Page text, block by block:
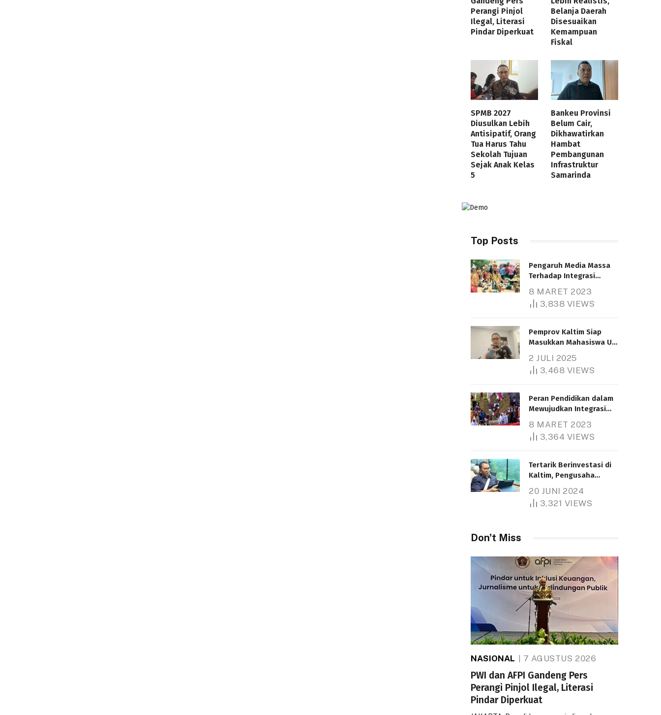
Perangi Pinjol
Ilegal, Literasi
Pindar Diperkuat
Belanja Daerah
Disesuaikan
Kemampuan
Fiskal
SPMB 2027
Diusulkan Lebih
Antisipatif, Orang
Tua Harus Tahu
Sekolah Tujuan
Sejak Anak Kelas
5
Bankeu Provinsi
Belum Cair,
Dikhawatirkan
Hambat
Pembangunan
Infrastruktur
Samarinda
Top Posts
Pengaruh Media Massa
Terhadap Integrasi
8 MARET 2023
3,838 VIEWS
Pemprov Kaltim Siap
Masukkan Mahasiswa UT
Bantuan Pendidikan
Gratispol
2 JULI 2025
3,468 VIEWS
Peran Pendidikan dalam
Mewujudkan Integrasi
8 MARET 2023
3,364 VIEWS
Tertarik Berinvestasi di
Kaltim, Pengusaha
1.000 Hektare
20 JUNI 2024
3,321 VIEWS
Don't Miss
NASIONAL 7 AGUSTUS 2026
PWI dan AFPI Gandeng Pers
Perangi Pinjol Ilegal, Literasi
Pindar Diperkuat